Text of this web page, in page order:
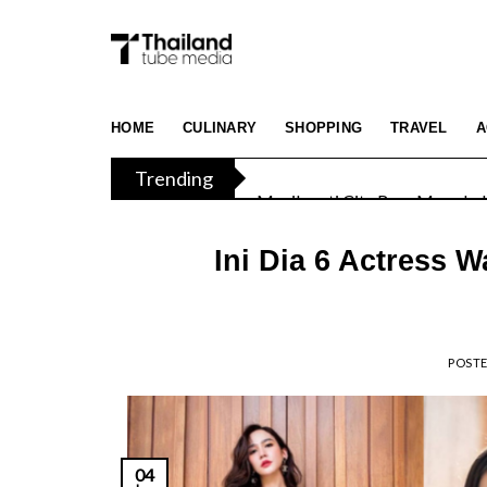
content
HOME CULINARY SHOPPING TRAVEL
Trending
Ini Dia 6 Actress
04